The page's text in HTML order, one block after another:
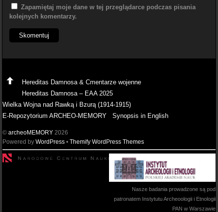
Zapamiętaj moje dane w tej przeglądarce podczas pisania
kolejnych komentarzy.
Hereditas Damnosa & Cmentarze wojenne
Hereditas Damnosa – EAA 2025
Wielka Wojna nad Rawką i Bzurą (1914-1915)
E-Repozytorium ARCHEO-MEMORY
Synopsis in English
©archeoMEMORY 2026
Powered byWordPress •Themify WordPress Themes
Nasze badania prowadzone są pod
patronatem Instytutu Archeoologii i Etnologii
PAN w Warszawie